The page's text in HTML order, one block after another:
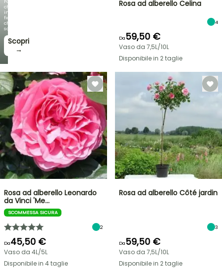
che
incantano,
fioriture
che
sorprendono!
Scopri
→
Rosa ad alberello Celina
4
Da59,50 €
Vaso da 7,5L/10L
Disponibile in 2 taglie
Rosa ad alberello Leonardo
da Vinci 'Me…
SCOMMESSA SICURA
2
Da45,50 €
Vaso da 4L/5L
Disponibile in 4 taglie
Rosa ad alberello Côté jardin
3
Da59,50 €
Vaso da 7,5L/10L
Disponibile in 2 taglie